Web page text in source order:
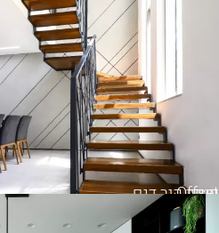
חיפוי קיר דגם
Offset